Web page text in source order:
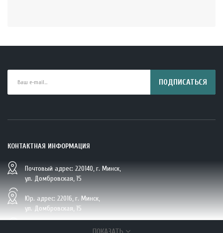
BIO Кокосовая вода тетрапак 330 мл Vietcoco 112878..
5.23 руб.
ПОДПИСАТЬСЯ
КОНТАКТНАЯ ИНФОРМАЦИЯ
Почтовый адрес: 220140, г. Минск,
ул. Домбровская, 15
Юр. адрес: 22016, г. Минск,
ул. Домбровская, 15
+375 (29/33/25) 6 270 870, г. Минск,